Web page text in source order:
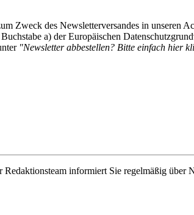
Zweck des Newsletterversandes in unseren
a) der Europäischen
"Newsletter abbestellen? Bitte einfach hier
informiert Sie regelmäßig über